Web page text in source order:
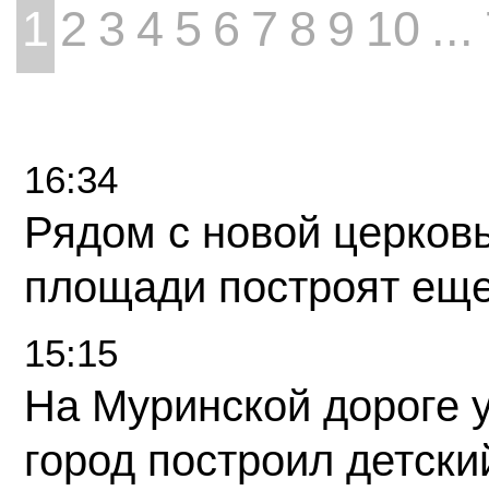
1 2 3 4 5 6 7 8 9 10 ...
16:34
Рядом с новой
площади построят
15:15
На Муринской дороге
город построил